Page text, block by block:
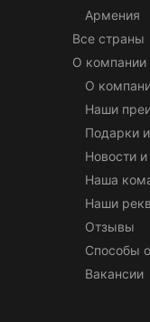
Армения
Все страны
О компании
О
Наши
Подарки
Новости
Наша
Наши
Отзывы
Способы
Вакансии